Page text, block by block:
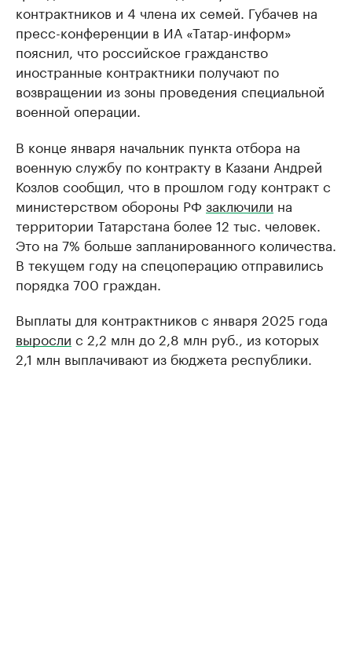
контрактников и 4 члена их семей. Губачев на
пресс-конференции в ИА «Татар-информ»
пояснил, что российское гражданство
иностранные контрактники получают по
возвращении из зоны проведения специальной
военной операции.
В конце января начальник пункта отбора на
военную службу по контракту в Казани Андрей
Козлов сообщил, что в прошлом году контракт с
министерством обороны РФ заключили на
территории Татарстана более 12 тыс. человек.
Это на 7% больше запланированного количества.
В текущем году на спецоперацию отправились
порядка 700 граждан.
Выплаты для контрактников с января 2025 года
выросли с 2,2 млн до 2,8 млн руб., из которых
2,1 млн выплачивают из бюджета республики.